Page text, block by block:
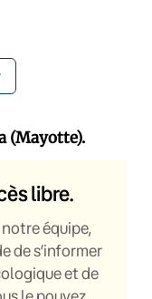
(Mayotte).
libre.
équipe,
de s’informer
et de